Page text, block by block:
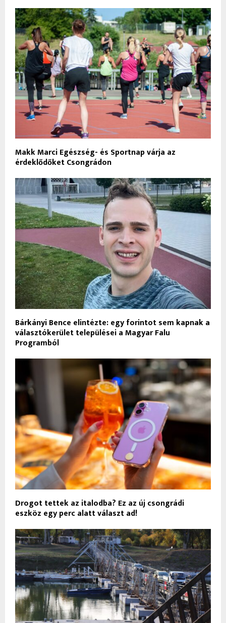
Makk Marci Egészség- és Sportnap várja az
érdeklődőket Csongrádon
Bárkányi Bence elintézte: egy forintot sem kapnak a
választókerület települései a Magyar Falu
Programból
Drogot tettek az italodba? Ez az új csongrádi
eszköz egy perc alatt választ ad!